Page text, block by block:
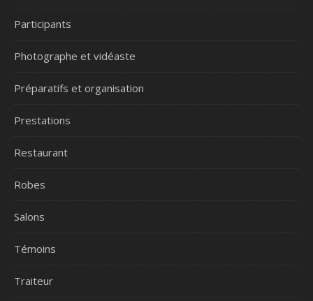
Participants
Photographe et vidéaste
Préparatifs et organisation
Prestations
Restaurant
Robes
Salons
Témoins
Traiteur